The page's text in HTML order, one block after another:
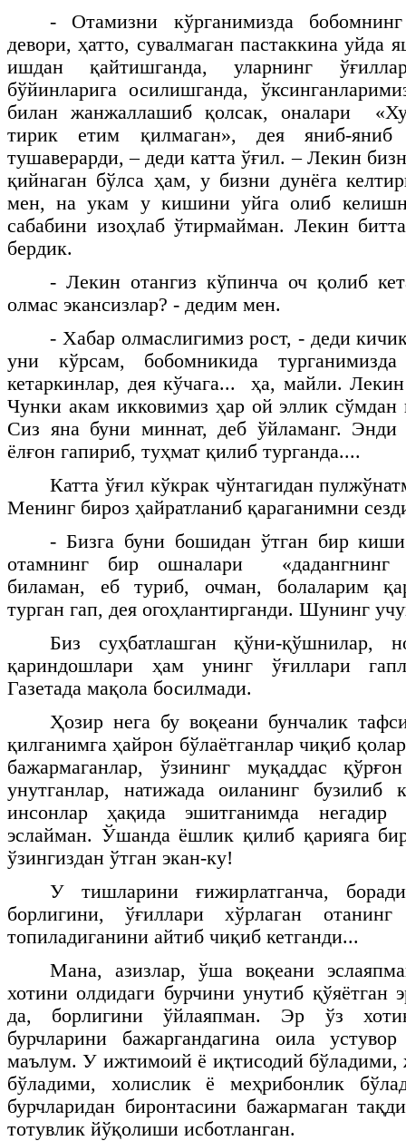
- Отамизни кўрганимизда бобомнинг
девори, ҳатто, сувалмаган пастаккина уйда
ишдан қайтишганда, уларнинг
бўйинларига осилишганда,
билан жанжаллашиб қолсак, оналари
тирик етим қилмаган», дея яниб-яниб
тушаверарди, – деди катта ўғил. – Лекин
қийнаган бўлса ҳам, у бизни дунёга
мен, на укам у кишини уйга олиб
сабабини изоҳлаб ўтирмайман. Лекин
бердик.
- Лекин отангиз кўпинча оч қолиб
олмас экансизлар? - дедим мен.
- Хабар олмаслигимиз рост, - деди
уни кўрсам, бобомникида
кетаркинлар, дея кўчага... ҳа, майли.
Чунки акам икковимиз ҳар ой эллик сўмдан
Сиз яна буни миннат, деб ўйламанг. Энди
ёлғон гапириб, туҳмат қилиб турганда....
Катта ўғил кўкрак чўнтагидан
Менинг бироз ҳайратланиб қараганимни
- Бизга буни бошидан ўтган бир
отамнинг бир ошналари «дадангнинг
биламан, еб туриб, очман, болаларим
турган гап, дея огоҳлантирганди. Шунинг
Биз суҳбатлашган қўни-қўшнилар,
қариндошлари ҳам унинг ўғиллари
Газетада мақола босилмади.
Ҳозир нега бу воқеани бунчалик
қилганимга ҳайрон бўлаётганлар чиқиб
бажармаганлар, ўзининг муқаддас
унутганлар, натижада оиланинг бузилиб
инсонлар ҳақида эшитганимда
эслайман. Ўшанда ёшлик қилиб қарияга
ўзингиздан ўтган экан-ку!
У тишларини ғижирлатганча,
борлигини, ўғиллари хўрлаган отанинг
топиладиганини айтиб чиқиб кетганди...
Мана, азизлар, ўша воқеани
хотини олдидаги бурчини унутиб қўяётган
да, борлигини ўйлаяпман. Эр ўз
бурчларини бажаргандагина оила
маълум. У ижтимоий ё иқтисодий
бўладими, холислик ё меҳрибонлик
бурчларидан биронтасини бажармаган
тотувлик йўқолиши исботланган.